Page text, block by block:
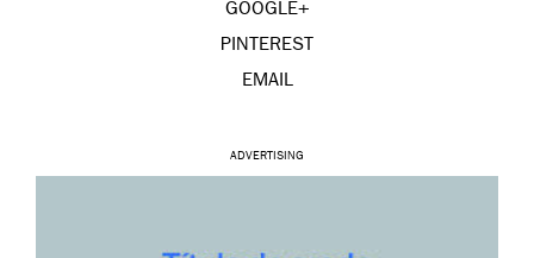
GOOGLE+
PINTEREST
EMAIL
ADVERTISING